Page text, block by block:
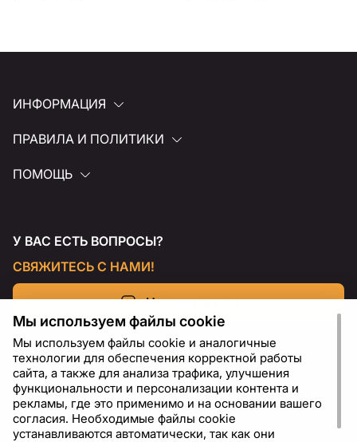
ИНФОРМАЦИЯ
ПРАВИЛА И ПОЛИТИКИ
ПОМОЩЬ
У ВАС ЕСТЬ ВОПРОСЫ?
СВЯЖИТЕСЬ С НАМИ!
Напишите нам
Мы используем файлы cookie
Мы используем файлы cookie и аналогичные
технологии для обеспечения корректной работы
сайта, а также для анализа трафика, улучшения
функциональности и персонализации контента и
рекламы, где это применимо и на основании вашего
согласия. Необходимые файлы cookie
устанавливаются автоматически, так как они